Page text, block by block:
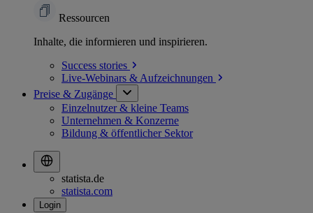
Ressourcen
Inhalte, die informieren und inspirieren.
Success stories
Live-Webinars & Aufzeichnungen
Preise & Zugänge
Einzelnutzer & kleine Teams
Unternehmen & Konzerne
Bildung & öffentlicher Sektor
statista.de
statista.com